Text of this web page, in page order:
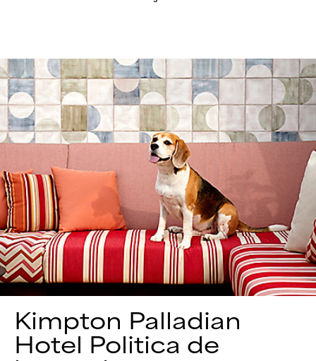
Kimpton Palladian
Hotel
Politica de